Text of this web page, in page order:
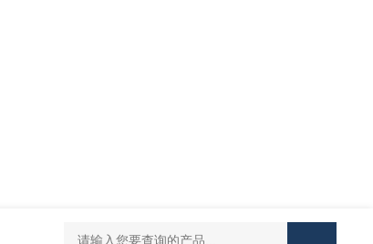
UPF1S-CL-12-B-W-20-EN424威格士